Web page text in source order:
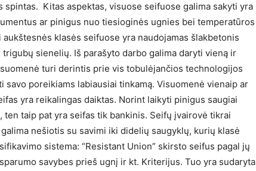
Kitas aspektas, visuose seifuose galima sakyti yra
ar pinigus nuo tiesioginės ugnies bei temperatūros
klasės seifuose yra naudojamas šlakbetonis
sienelių. Iš parašyto darbo galima daryti vieną ir
turi derintis prie vis tobulėjančios technologijos
poreikiams labiausiai tinkamą. Visuomenė vienaip ar
yra reikalingas daiktas. Norint laikyti pinigus saugiai
taip pat yra seifas tik bankinis. Seifų įvairovė tikrai
nešiotis su savimi iki didelių saugyklų, kurių klasė
sistema: “Resistant Union” skirsto seifus pagal jų
savybes prieš ugnį ir kt. Kriterijus. Tuo yra sudaryta